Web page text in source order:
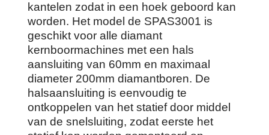
kantelen zodat in een hoek geboord kan
worden. Het model de SPAS3001 is
geschikt voor alle diamant
kernboormachines met een hals
aansluiting van 60mm en maximaal
diameter 200mm diamantboren. De
halsaansluiting is eenvoudig te
ontkoppelen van het statief door middel
van de snelsluiting, zodat eerste het